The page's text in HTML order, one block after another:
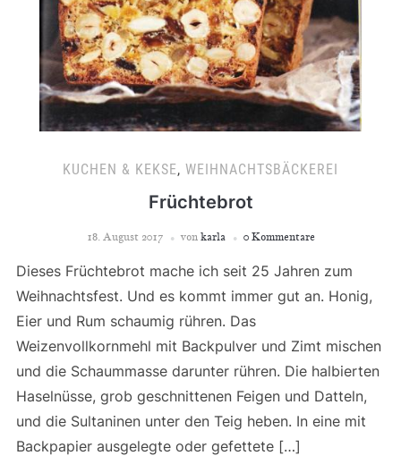
KUCHEN & KEKSE, WEIHNACHTSBÄCKEREI
Früchtebrot
18. August 2017 von karla 0 Kommentare
Dieses Früchtebrot mache ich seit 25 Jahren zum
Weihnachtsfest. Und es kommt immer gut an. Honig,
Eier und Rum schaumig rühren. Das
Weizenvollkornmehl mit Backpulver und Zimt mischen
und die Schaummasse darunter rühren. Die halbierten
Haselnüsse, grob geschnittenen Feigen und Datteln,
und die Sultaninen unter den Teig heben. In eine mit
Backpapier ausgelegte oder gefettete […]